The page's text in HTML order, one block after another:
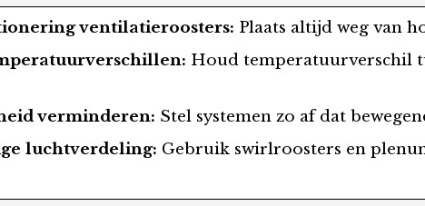
ventilatieroosters: Plaats altijd weg van
Houd temperatuurverschil
verminderen: Stel systemen zo af dat
luchtverdeling: Gebruik swirlroosters en